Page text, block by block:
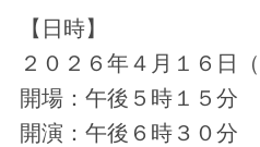
【日時】
２０２６年４月１６日（
開場：午後５時１５分
開演：午後６時３０分